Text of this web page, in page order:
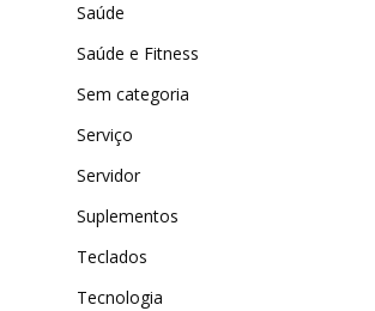
Saúde
Saúde e Fitness
Sem categoria
Serviço
Servidor
Suplementos
Teclados
Tecnologia